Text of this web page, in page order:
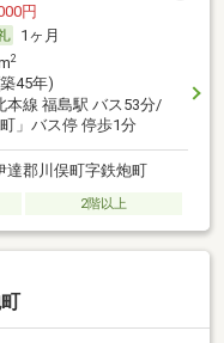
円
1ヶ月
2
45年)
本線 福島駅 バス53分/
町」バス停 停歩1分
達郡川俣町字鉄炮町
2階以上